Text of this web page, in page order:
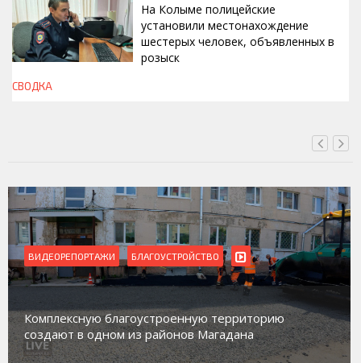
ВЧЕРА, 13:00
На Колыме полицейские
установили местонахождение
шестерых человек, объявленных в
розыск
СВОДКА
ВИДЕОРЕПОРТАЖИ
Магадан присоединился к пилотному проекту по
работе с несовершеннолетними из групп
социального риска «Переправа»